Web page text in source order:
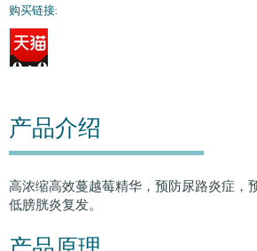
购买链接:
产品介绍
高浓缩高效蔓越莓精华，预防尿路炎症，
低膀胱炎复发。